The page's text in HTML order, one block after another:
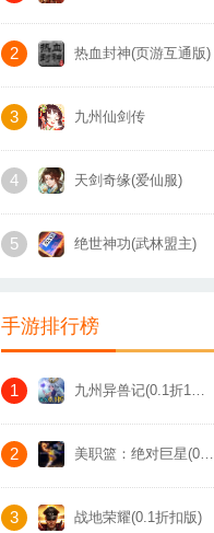
2 热血封神(页游互通版)
3 九州仙剑传
4 天剑奇缘(爱仙服)
5 绝世神功(武林盟主)
手游排行榜
1 九州异兽记(0.1折1W免费版)
2 美职篮：绝对巨星(0.1折卡牌)
3 战地荣耀(0.1折扣版)